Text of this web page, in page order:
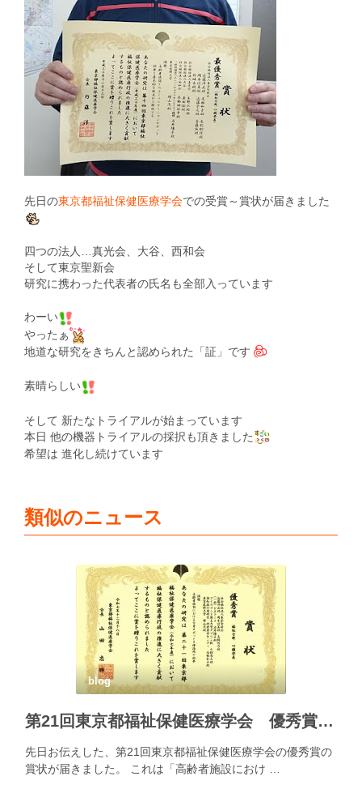
先日の東京都福祉保健医療学会での受賞～賞状が届きました
四つの法人…真光会、大谷、西和会
そして東京聖新会
研究に携わった代表者の氏名も全部入っています
わーい
やったぁ
地道な研究をきちんと認められた「証」です
素晴らしい
そして 新たなトライアルが始まっています
本日 他の機器トライアルの採択も頂きました
希望は 進化し続けています
類似のニュース
blog
第21回東京都福祉保健医療学会 優秀賞の賞状が届きました
先日お伝えした、第21回東京都福祉保健医療学会の優秀賞の
賞状が届きました。 これは「高齢者施設におけ …